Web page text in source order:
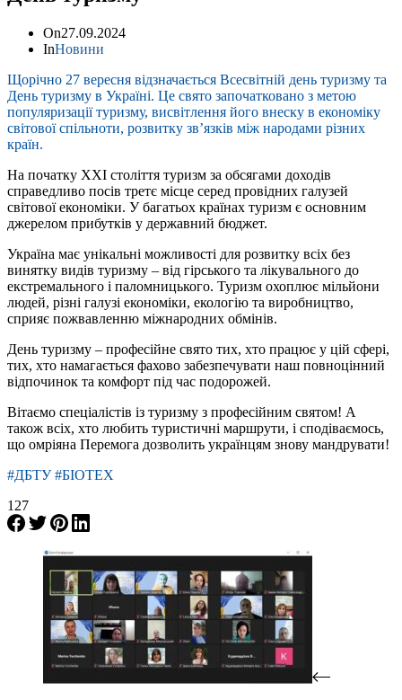
On27.09.2024
InНовини
Щорічно 27 вересня відзначається Всесвітній день туризму та
День туризму в Україні. Це свято започатковано з метою
популяризації туризму, висвітлення його внеску в економіку
світової спільноти, розвитку зв’язків між народами різних
країн.
На початку XXI століття туризм за обсягами доходів
справедливо посів третє місце серед провідних галузей
світової економіки. У багатьох країнах туризм є основним
джерелом прибутків у державний бюджет.
Україна має унікальні можливості для розвитку всіх без
винятку видів туризму – від гірського та лікувального до
екстремального і паломницького. Туризм охоплює мільйони
людей, різні галузі економіки, екологію та виробництво,
сприяє пожвавленню міжнародних обмінів.
День туризму – професійне свято тих, хто працює у цій сфері,
тих, хто намагається фахово забезпечувати наш повноцінний
відпочинок та комфорт під час подорожей.
Вітаємо спеціалістів із туризму з професійним святом! А
також всіх, хто любить туристичні маршрути, і сподіваємось,
що омріяна Перемога дозволить українцям знову мандрувати!
#ДБТУ #БІОТЕХ
127